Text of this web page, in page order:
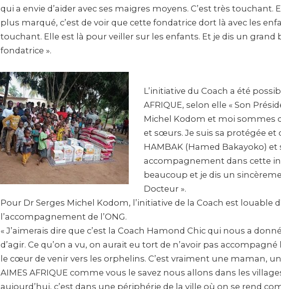
qui a envie d’aider avec ses maigres moyens. C’est très touchant.
plus marqué, c’est de voir que cette fondatrice dort là avec les
touchant. Elle est là pour veiller sur les enfants. Et je dis un grand
fondatrice ».
L’initiative du Coach a été
AFRIQUE, selon elle « Son
Michel Kodom et moi sommes
et sœurs. Je suis sa protégée et
HAMBAK (Hamed Bakayoko) et
accompagnement dans cette
beaucoup et je dis un
Docteur ».
Pour Dr Serges Michel Kodom, l’initiative de la Coach est louable
l’accompagnement de l’ONG.
« J’aimerais dire que c’est la Coach Hamond Chic qui nous a
d’agir. Ce qu’on a vu, on aurait eu tort de n’avoir pas accompagné
le cœur de venir vers les orphelins. C’est vraiment une maman,
AIMES AFRIQUE comme vous le savez nous allons dans les
aujourd’hui, c’est dans une périphérie de la ville où on se rend